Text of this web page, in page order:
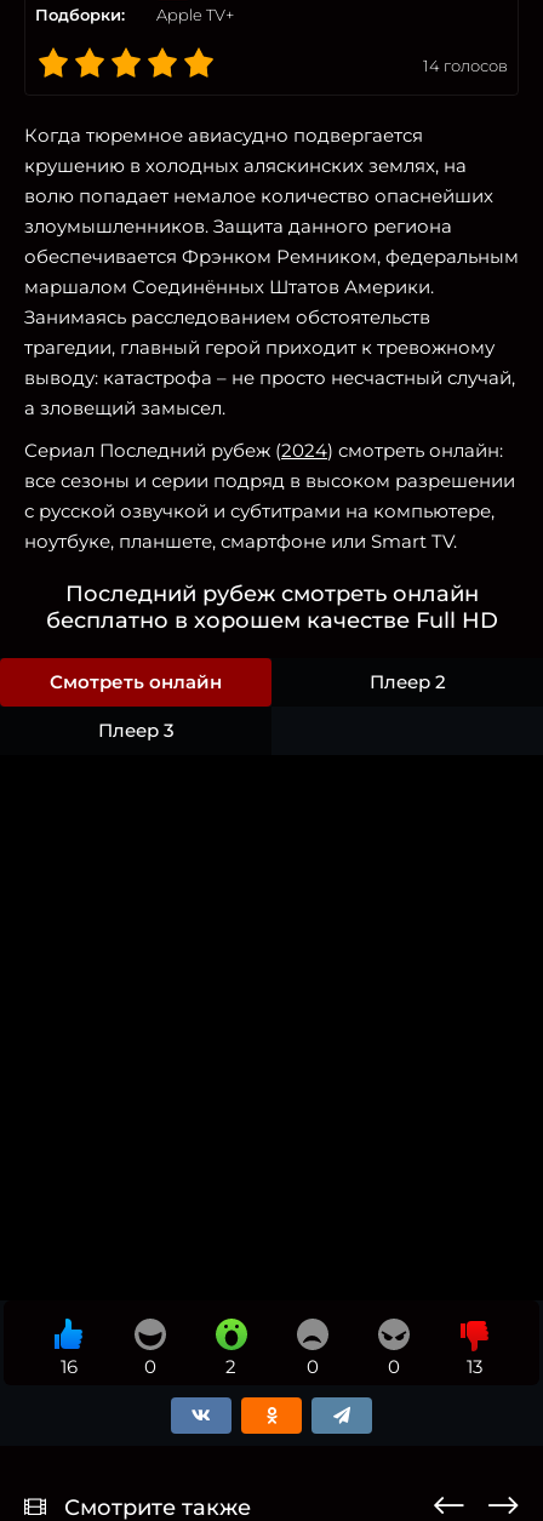
Подборки:
Apple TV+
14 голосов
Когда тюремное авиасудно подвергается
крушению в холодных аляскинских землях, на
волю попадает немалое количество опаснейших
злоумышленников. Защита данного региона
обеспечивается Фрэнком Ремником, федеральным
маршалом Соединённых Штатов Америки.
Занимаясь расследованием обстоятельств
трагедии, главный герой приходит к тревожному
выводу: катастрофа – не просто несчастный случай,
а зловещий замысел.
Сериал Последний рубеж (2024) смотреть онлайн:
все сезоны и серии подряд в высоком разрешении
с русской озвучкой и субтитрами на компьютере,
ноутбуке, планшете, смартфоне или Smart TV.
Последний рубеж смотреть онлайн
бесплатно в хорошем качестве Full HD
Смотреть онлайн Плеер 2
Плеер 3
16 0 2 0 0 13
Смотрите также